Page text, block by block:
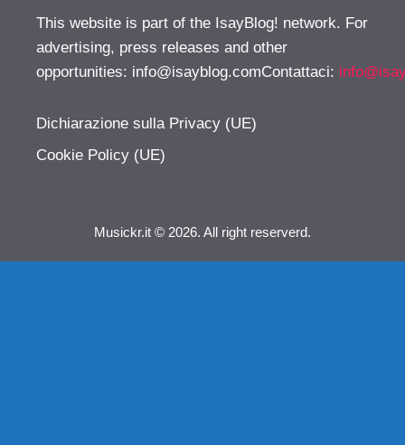
This website is part of the IsayBlog! network. For
advertising, press releases and other
opportunities: info@isayblog.comContattaci:
Dichiarazione sulla Privacy (UE)
Cookie Policy (UE)
Musickr.it © 2026. All right reserverd.